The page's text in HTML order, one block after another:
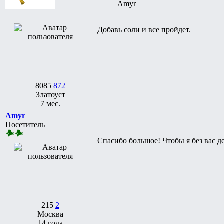
8085 872
Златоуст
7 мес.
Amyr
Добавь соли и все пройдет.
Amyr
Посетитель
215 2
Москва
Спасибо большое! Чтобы я без вас